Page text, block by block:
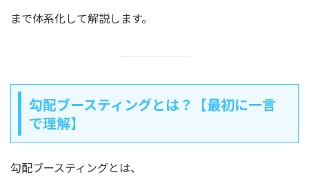
まで体系化して解説します。
勾配ブースティングとは？【最初に一言
で理解】
勾配ブースティングとは、